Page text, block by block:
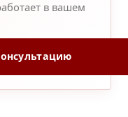
в вашем